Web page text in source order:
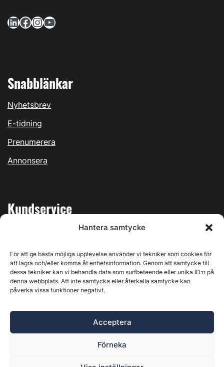
Hantera samtycke
För att ge bästa möjliga upplevelse använder vi tekniker som cookies för
att lagra och/eller komma åt enhetsinformation. Genom att samtycke till
dessa tekniker kan vi behandla data som surfbeteende eller unika ID:n på
denna webbplats. Att inte samtycka eller återkalla samtycke kan
påverka vissa funktioner negativt.
Acceptera
Förneka
LinkedIn Facebook InstagramYouTube
Snabblänkar
Nyhetsbrev
E-tidning
Prenumerera
Annonsera
Kundservice
Kontakta oss
Östernäsvägen 1, 827 32 Ljusdal, org.nr: 556625-6425 -
Ansvarig utgivare: Henrik Ekberg. Innehållet på denna
webbplats är upphovsrättsligt skyddat. Ange källa vid citering.
Byggvärlden är en del avMarknadsdatagruppen
Policy för datahantering, integritet och cookies